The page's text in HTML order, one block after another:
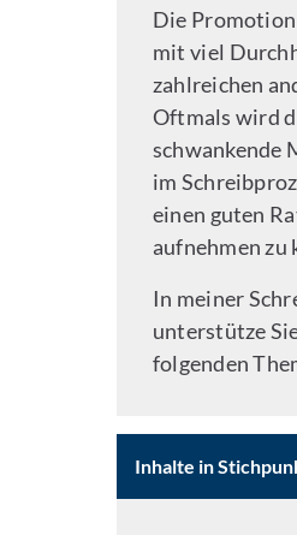
Die
mit viel
zahlreichen
Oftmals wird
schwankende
im
einen guten
aufnehmen zu
In meiner
unterstütze
folgenden
Inhalte in